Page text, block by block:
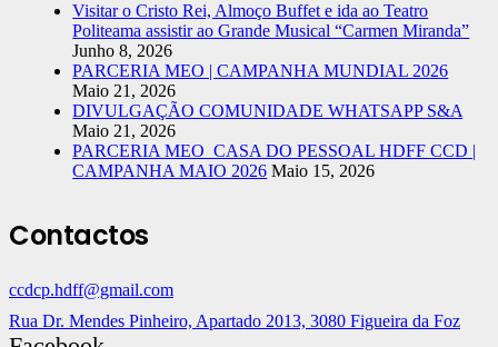
Visitar o Cristo Rei, Almoço Buffet e ida ao Teatro
Politeama assistir ao Grande Musical “Carmen Miranda”
Junho 8, 2026
PARCERIA MEO | CAMPANHA MUNDIAL 2026
Maio 21, 2026
DIVULGAÇÃO COMUNIDADE WHATSAPP S&A
Maio 21, 2026
PARCERIA MEO_CASA DO PESSOAL HDFF CCD |
CAMPANHA MAIO 2026 Maio 15, 2026
Contactos
ccdcp.hdff@gmail.com
Rua Dr. Mendes Pinheiro, Apartado 2013, 3080 Figueira da Foz